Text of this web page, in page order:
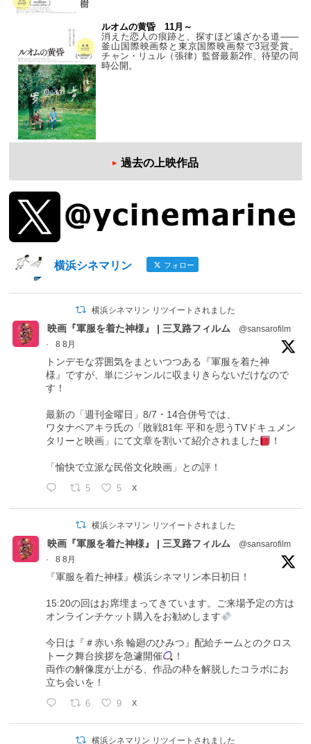
ルオムの黄昏 11月～
消えた恋人の痕跡と、探すほど遠ざかる道——
釜山国際映画祭と東京国際映画祭で3冠受賞。
チャン・リュル（張律）監督最新2作、待望の同
時公開。
過去の上映作品
横浜シネマリン フォロー
横浜シネマリン リツイートされました
映画『軍服を着た神様』 | 三叉路フィルム
@sansarofilm
·
8 8月
トンデモな雰囲気をまといつつある『軍服を着た神
様』ですが、単にジャンルに収まりきらないだけなので
す！
最新の「週刊金曜日」8/7・14合併号では、
ワタナベアキラ氏の「敗戦81年 平和を思うTVドキュメン
タリーと映画」にて文章を割いて紹介されました
！
「愉快で立派な民俗文化映画」との評！
5 5 X
横浜シネマリン リツイートされました
映画『軍服を着た神様』 | 三叉路フィルム
@sansarofilm
·
8 8月
『軍服を着た神様』横浜シネマリン本日初日！
15:20の回はお席埋まってきています。ご来場予定の方は
オンラインチケット購入をお勧めします
今日は『＃赤い糸 輪廻のひみつ』配給チームとのクロス
トーク舞台挨拶を急遽開催
！
両作の解像度が上がる、作品の枠を解脱したコラボにお
立ち会いを！
6 9 X
横浜シネマリン リツイートされました